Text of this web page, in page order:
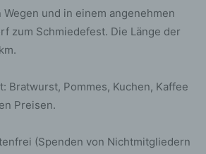
und in einem angenehmen
zum Schmiedefest. Die Länge der
Bratwurst, Pommes, Kuchen, Kaffee
Preisen.
(Spenden von Nichtmitgliedern